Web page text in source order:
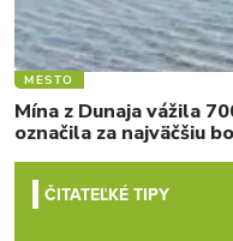
MESTO
Mína z Dunaja vážila
označila za najväčšiu
ČITATEĽKÉ TIPY